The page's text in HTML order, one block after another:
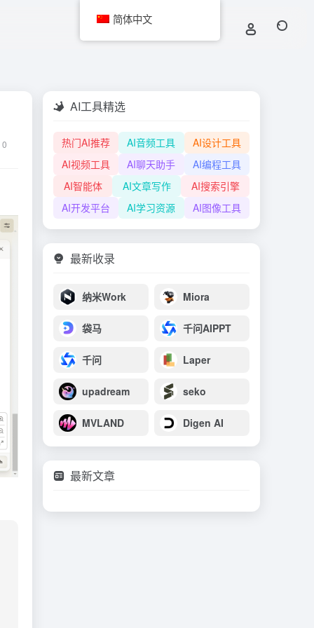
0
AI工具精选
热门AI推荐 AI音频工具
AI设计工具
AI视频工具
AI聊天助手
AI编程工具
AI智能体
AI文章写作
AI搜索引擎
AI开发平台
AI学习资源 AI图像工具
最新收录
纳米Work Miora
袋马 千问AIPPT
千问 Laper
upadream seko
MVLAND Digen AI
最新文章
简体中文